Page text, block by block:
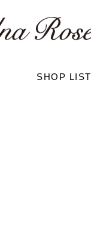
SHOP LIST